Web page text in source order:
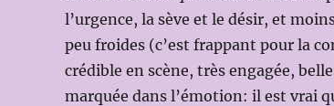
l’urgence, la sève et le désir, et
peu froides (c’est frappant pour la
crédible en scène, très engagée,
marquée dans l’émotion: il est vrai